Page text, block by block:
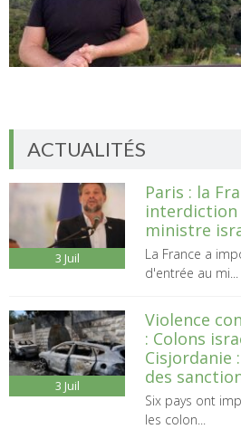
ACTUALITÉS
3 Juil
Paris : la
interdiction
ministre
La France a
d'entrée au mi...
3 Juil
Violence
: Colons
Cisjordanie
des
Six pays ont
les colon...